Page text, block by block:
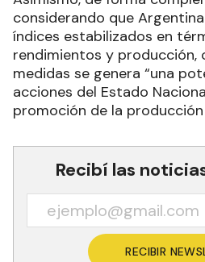
considerando que
índices estabilizados en
rendimientos y producción,
medidas se genera “una
acciones del Estado
promoción de la producción
Recibí las
RECIBIR